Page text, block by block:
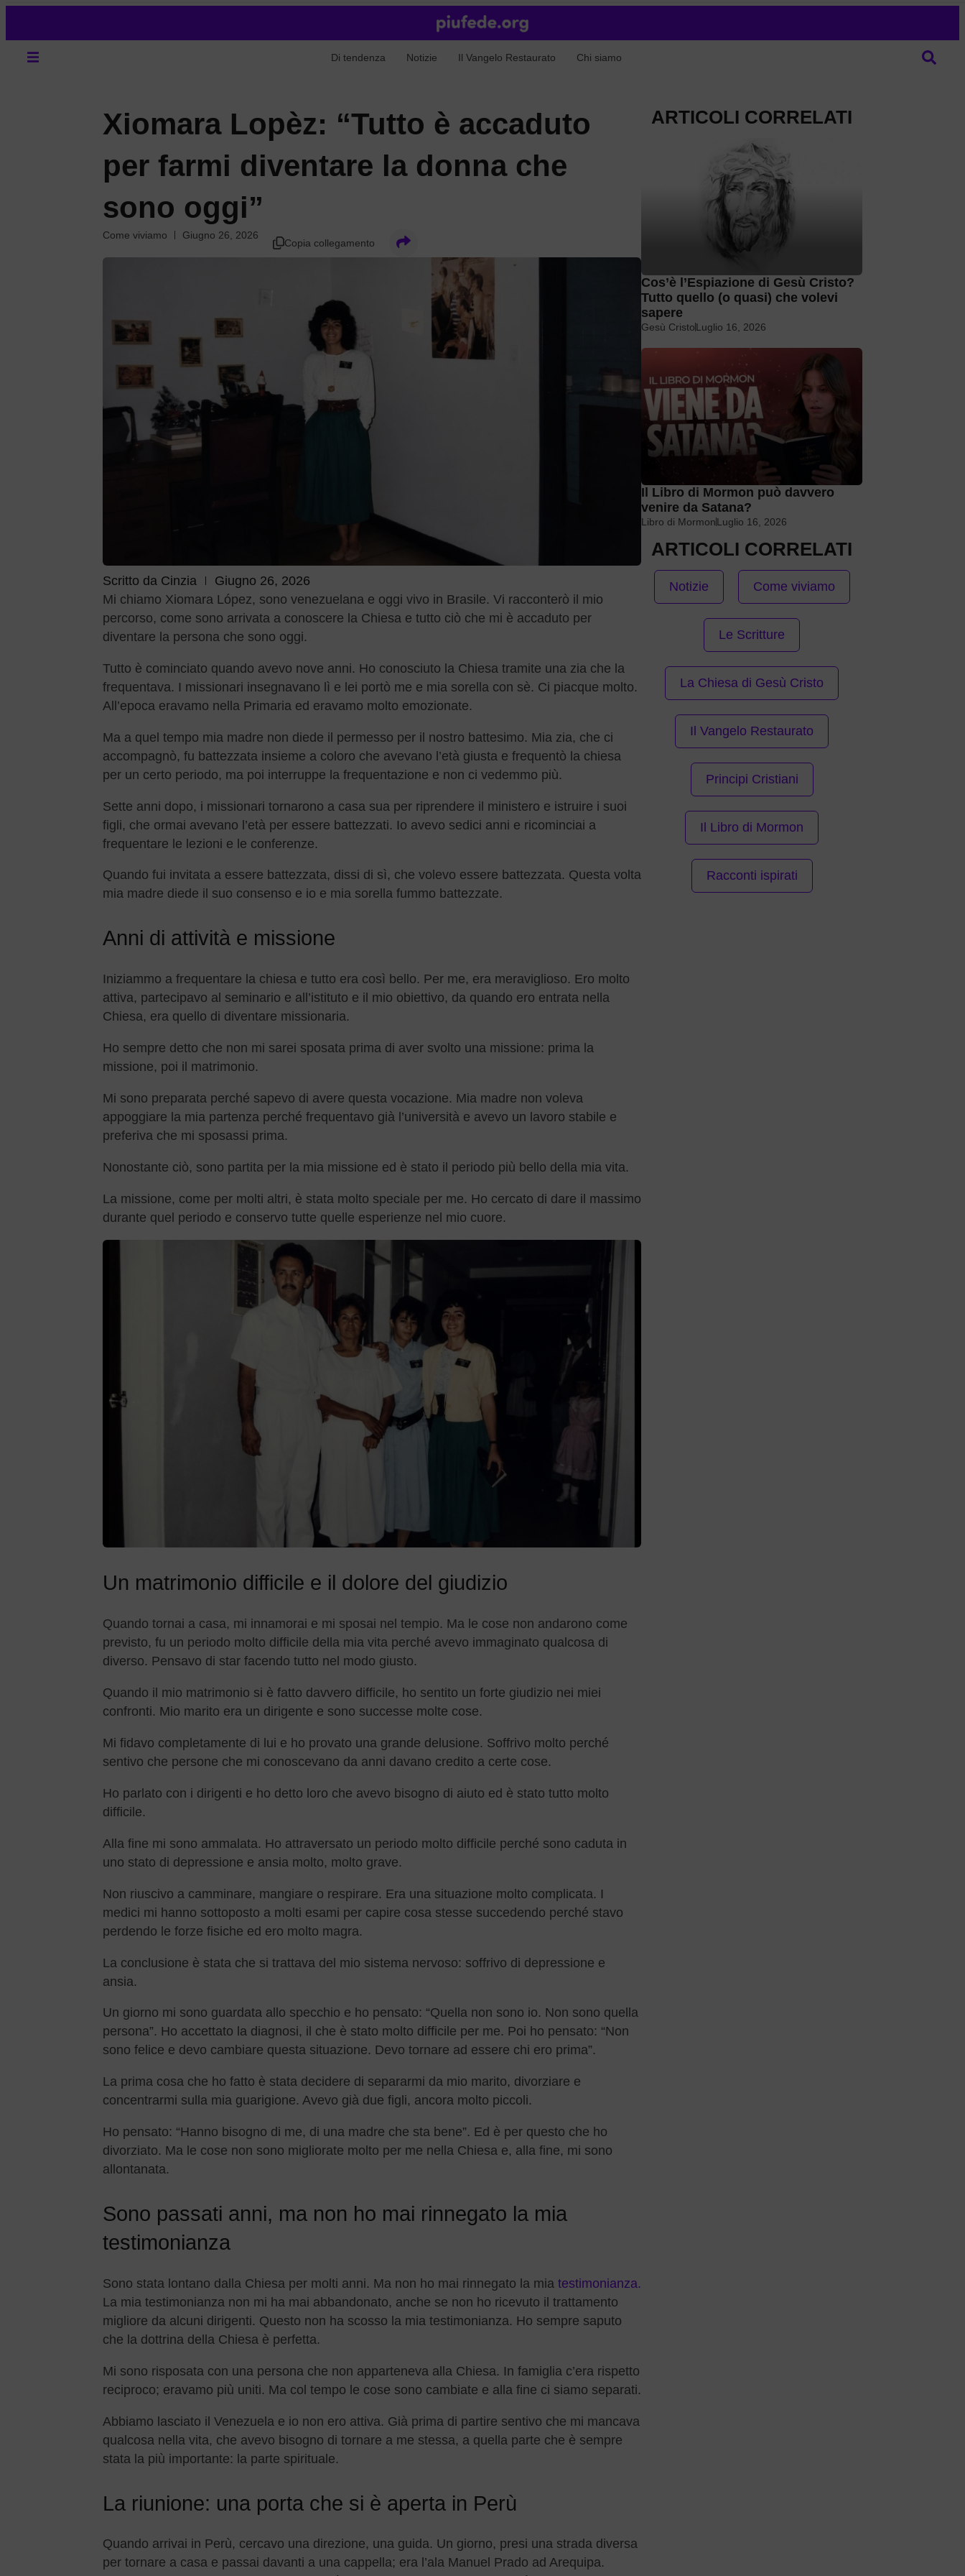
Di tendenza Notizie Il Vangelo Restaurato Chi siamo
Xiomara Lopèz: “Tutto è accaduto
per farmi diventare la donna che
sono oggi”
Come viviamo Giugno 26, 2026
Copia collegamento
Scritto da Cinzia
Giugno 26, 2026
Mi chiamo Xiomara López, sono venezuelana e oggi vivo in Brasile. Vi racconterò il mio
percorso, come sono arrivata a conoscere la Chiesa e tutto ciò che mi è accaduto per
diventare la persona che sono oggi.
Tutto è cominciato quando avevo nove anni. Ho conosciuto la Chiesa tramite una zia che la
frequentava. I missionari insegnavano lì e lei portò me e mia sorella con sè. Ci piacque molto.
All’epoca eravamo nella Primaria ed eravamo molto emozionate.
Ma a quel tempo mia madre non diede il permesso per il nostro battesimo. Mia zia, che ci
accompagnò, fu battezzata insieme a coloro che avevano l’età giusta e frequentò la chiesa
per un certo periodo, ma poi interruppe la frequentazione e non ci vedemmo più.
Sette anni dopo, i missionari tornarono a casa sua per riprendere il ministero e istruire i suoi
figli, che ormai avevano l’età per essere battezzati. Io avevo sedici anni e ricominciai a
frequentare le lezioni e le conferenze.
Quando fui invitata a essere battezzata, dissi di sì, che volevo essere battezzata. Questa volta
mia madre diede il suo consenso e io e mia sorella fummo battezzate.
Anni di attività e missione
Iniziammo a frequentare la chiesa e tutto era così bello. Per me, era meraviglioso. Ero molto
attiva, partecipavo al seminario e all’istituto e il mio obiettivo, da quando ero entrata nella
Chiesa, era quello di diventare missionaria.
Ho sempre detto che non mi sarei sposata prima di aver svolto una missione: prima la
missione, poi il matrimonio.
Mi sono preparata perché sapevo di avere questa vocazione. Mia madre non voleva
appoggiare la mia partenza perché frequentavo già l’università e avevo un lavoro stabile e
preferiva che mi sposassi prima.
Nonostante ciò, sono partita per la mia missione ed è stato il periodo più bello della mia vita.
La missione, come per molti altri, è stata molto speciale per me. Ho cercato di dare il massimo
durante quel periodo e conservo tutte quelle esperienze nel mio cuore.
Un matrimonio difficile e il dolore del giudizio
Quando tornai a casa, mi innamorai e mi sposai nel tempio. Ma le cose non andarono come
previsto, fu un periodo molto difficile della mia vita perché avevo immaginato qualcosa di
diverso. Pensavo di star facendo tutto nel modo giusto.
Quando il mio matrimonio si è fatto davvero difficile, ho sentito un forte giudizio nei miei
confronti. Mio marito era un dirigente e sono successe molte cose.
Mi fidavo completamente di lui e ho provato una grande delusione. Soffrivo molto perché
sentivo che persone che mi conoscevano da anni davano credito a certe cose.
Ho parlato con i dirigenti e ho detto loro che avevo bisogno di aiuto ed è stato tutto molto
difficile.
Alla fine mi sono ammalata. Ho attraversato un periodo molto difficile perché sono caduta in
uno stato di depressione e ansia molto, molto grave.
Non riuscivo a camminare, mangiare o respirare. Era una situazione molto complicata. I
medici mi hanno sottoposto a molti esami per capire cosa stesse succedendo perché stavo
perdendo le forze fisiche ed ero molto magra.
La conclusione è stata che si trattava del mio sistema nervoso: soffrivo di depressione e
ansia.
Un giorno mi sono guardata allo specchio e ho pensato: “Quella non sono io. Non sono quella
persona”. Ho accettato la diagnosi, il che è stato molto difficile per me. Poi ho pensato: “Non
sono felice e devo cambiare questa situazione. Devo tornare ad essere chi ero prima”.
La prima cosa che ho fatto è stata decidere di separarmi da mio marito, divorziare e
concentrarmi sulla mia guarigione. Avevo già due figli, ancora molto piccoli.
Ho pensato: “Hanno bisogno di me, di una madre che sta bene”. Ed è per questo che ho
divorziato. Ma le cose non sono migliorate molto per me nella Chiesa e, alla fine, mi sono
allontanata.
Sono passati anni, ma non ho mai rinnegato la mia
testimonianza
Sono stata lontano dalla Chiesa per molti anni. Ma non ho mai rinnegato la miatestimonianza.
La mia testimonianza non mi ha mai abbandonato, anche se non ho ricevuto il trattamento
migliore da alcuni dirigenti. Questo non ha scosso la mia testimonianza. Ho sempre saputo
che la dottrina della Chiesa è perfetta.
Mi sono risposata con una persona che non apparteneva alla Chiesa. In famiglia c’era rispetto
reciproco; eravamo più uniti. Ma col tempo le cose sono cambiate e alla fine ci siamo separati.
Abbiamo lasciato il Venezuela e io non ero attiva. Già prima di partire sentivo che mi mancava
qualcosa nella vita, che avevo bisogno di tornare a me stessa, a quella parte che è sempre
stata la più importante: la parte spirituale.
La riunione: una porta che si è aperta in Perù
Quando arrivai in Perù, cercavo una direzione, una guida. Un giorno, presi una strada diversa
per tornare a casa e passai davanti a una cappella; era l’ala Manuel Prado ad Arequipa.
ARTICOLI CORRELATI
Cos’è l’Espiazione di Gesù Cristo?
Tutto quello (o quasi) che volevi
sapere
Gesù CristoLuglio 16, 2026
Il Libro di Mormon può davvero
venire da Satana?
Libro di MormonLuglio 16, 2026
ARTICOLI CORRELATI
Notizie Come viviamo
Le Scritture
La Chiesa di Gesù Cristo
Il Vangelo Restaurato
Principi Cristiani
Il Libro di Mormon
Racconti ispirati